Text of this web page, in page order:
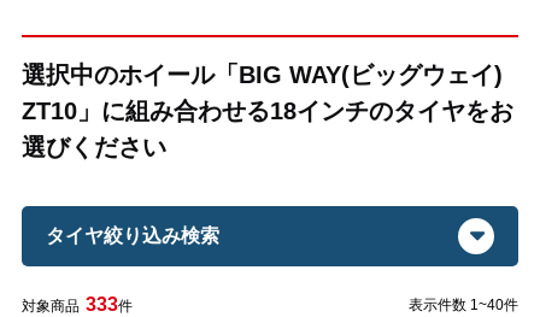
選択中のホイール「BIG WAY(ビッグウェイ)
ZT10」に組み合わせる18インチのタイヤをお
選びください
タイヤ絞り込み検索
対象商品 333件 表示件数 1~40件